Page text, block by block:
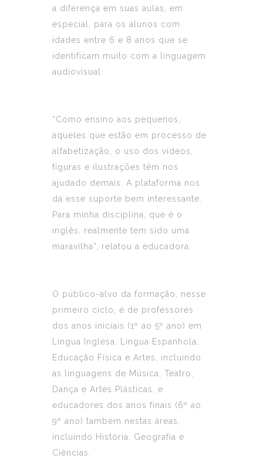
a diferença em suas aulas, em
especial, para os alunos com
idades entre 6 e 8 anos que se
identificam muito com a linguagem
audiovisual.
“Como ensino aos pequenos,
aqueles que estão em processo de
alfabetização, o uso dos vídeos,
figuras e ilustrações têm nos
ajudado demais. A plataforma nos
dá esse suporte bem interessante.
Para minha disciplina, que é o
inglês, realmente tem sido uma
maravilha”, relatou a educadora.
O público-alvo da formação, nesse
primeiro ciclo, é de professores
dos anos iniciais (1º ao 5º ano) em
Língua Inglesa, Língua Espanhola,
Educação Física e Artes, incluindo
as linguagens de Música, Teatro,
Dança e Artes Plásticas, e
educadores dos anos finais (6º ao
9º ano) também nestas áreas,
incluindo História, Geografia e
Ciências.